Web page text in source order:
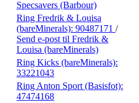
Specsavers (Barbour)
Ring Fredrik & Louisa
(bareMinerals): 90487171 /
Send e-post til Fredrik &
Louisa (bareMinerals)
Ring Kicks (bareMinerals):
33221043
Ring Anton Sport (Basisfot):
47474168